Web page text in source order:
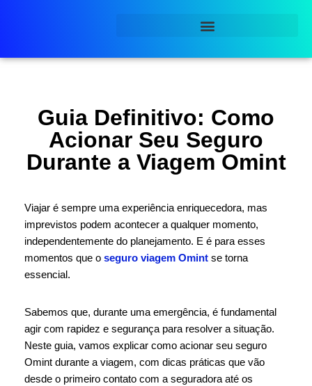
Guia Definitivo: Como
Acionar Seu Seguro
Durante a Viagem Omint
Viajar é sempre uma experiência enriquecedora, mas
imprevistos podem acontecer a qualquer momento,
independentemente do planejamento. E é para esses
momentos que o seguro viagem Omint se torna
essencial.
Sabemos que, durante uma emergência, é fundamental
agir com rapidez e segurança para resolver a situação.
Neste guia, vamos explicar como acionar seu seguro
Omint durante a viagem, com dicas práticas que vão
desde o primeiro contato com a seguradora até os